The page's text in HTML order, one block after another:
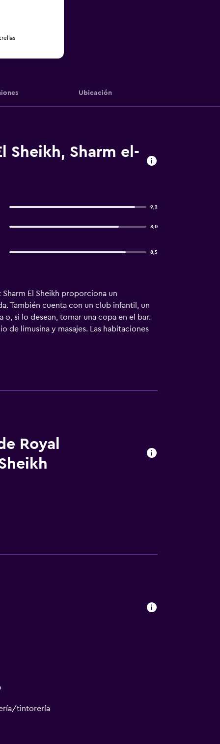
Ubicación
Sheikh, Sharm el-
9,2
8,0
8,5
Sharm El Sheikh proporciona un
También cuenta con un club infantil, un
si lo desean, tomar una copa en el bar.
de limusina y masajes. Las habitaciones
como minibar. Todas ellas tienen un
Sharm El Sheikh abre para
Royal
tintorería